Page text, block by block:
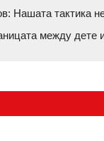
Нашата тактика
между дете